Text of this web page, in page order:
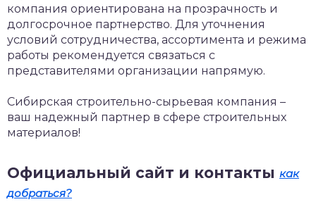
компания ориентирована на прозрачность и
долгосрочное партнерство. Для уточнения
условий сотрудничества, ассортимента и режима
работы рекомендуется связаться с
представителями организации напрямую.
Сибирская строительно-сырьевая компания –
ваш надежный партнер в сфере строительных
материалов!
Официальный сайт и контакты как
добраться?